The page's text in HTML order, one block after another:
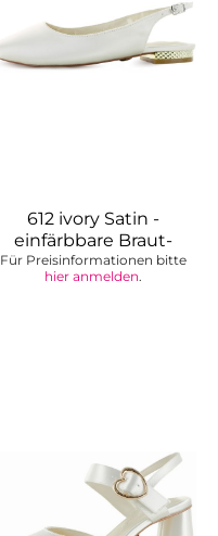
612 ivory Satin -
einfärbbare Braut-
Slingballerina
Für Preisinformationen bitte
hier anmelden.